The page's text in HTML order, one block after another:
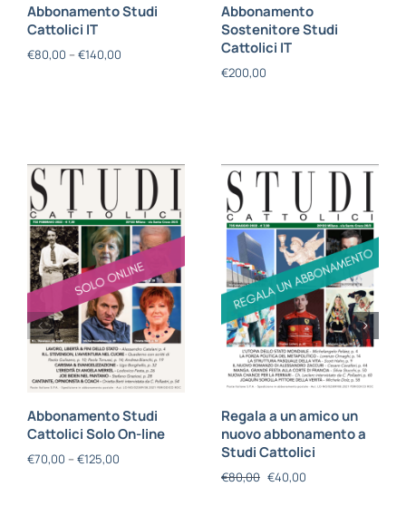
Abbonamento Studi
Cattolici IT
€80,00 – €140,00
Abbonamento
Sostenitore Studi
Cattolici IT
€200,00
Abbonamento Studi
Cattolici Solo On-line
€70,00 – €125,00
Regala a un amico un
nuovo abbonamento a
Studi Cattolici
€80,00 €40,00